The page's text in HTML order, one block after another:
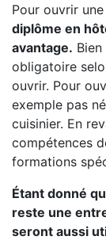
Pour ouvrir
diplôme en
avantage.
obligatoire
ouvrir. Pour
exemple pas
cuisinier. En
compétences
formations
Étant donné
reste une
seront aussi